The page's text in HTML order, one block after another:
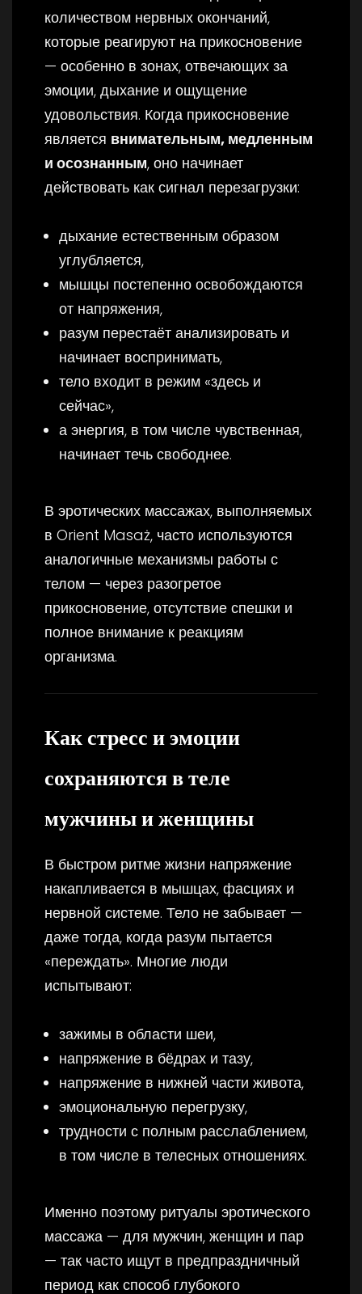
количеством нервных окончаний,
которые реагируют на прикосновение
— особенно в зонах, отвечающих за
эмоции, дыхание и ощущение
удовольствия. Когда прикосновение
является внимательным, медленным
и осознанным, оно начинает
действовать как сигнал перезагрузки:
дыхание естественным образом
углубляется,
мышцы постепенно освобождаются
от напряжения,
разум перестаёт анализировать и
начинает воспринимать,
тело входит в режим «здесь и
сейчас»,
а энергия, в том числе чувственная,
начинает течь свободнее.
В эротических массажах, выполняемых
в Orient Masaż, часто используются
аналогичные механизмы работы с
телом — через разогретое
прикосновение, отсутствие спешки и
полное внимание к реакциям
организма.
Как стресс и эмоции
сохраняются в теле
мужчины и женщины
В быстром ритме жизни напряжение
накапливается в мышцах, фасциях и
нервной системе. Тело не забывает —
даже тогда, когда разум пытается
«переждать». Многие люди
испытывают:
зажимы в области шеи,
напряжение в бёдрах и тазу,
напряжение в нижней части живота,
эмоциональную перегрузку,
трудности с полным расслаблением,
в том числе в телесных отношениях.
Именно поэтому ритуалы эротического
массажа — для мужчин, женщин и пар
— так часто ищут в предпраздничный
период как способ глубокого